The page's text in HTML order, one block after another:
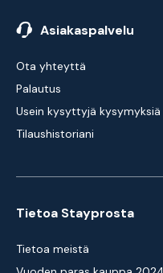
Asiakaspalvelu
Ota yhteyttä
Palautus
Usein kysyttyjä kysymyksiä
Tilaushistoriani
Tietoa Stayprosta
Tietoa meistä